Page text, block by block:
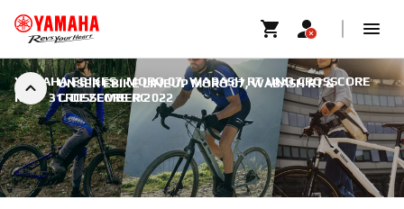
UNSER EBIKE LINEUP MORO 07, WABASH RT &
CROSSCORE RC
YAMAHA EBIKES | MORO 07, WABASH RT UND CROSSCORE
RC
| 31. DEZEMBER 2022